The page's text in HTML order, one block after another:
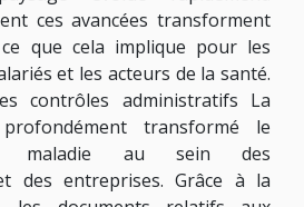
ces avancées transforment
que cela implique pour les
et les acteurs de la santé.
contrôles administratifs La
transformé le
maladie au sein des
des entreprises. Grâce à la